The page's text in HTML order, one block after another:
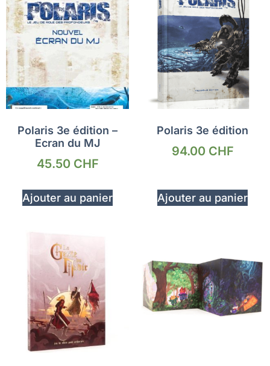
Polaris 3e édition –
Ecran du MJ
45.50 CHF
Ajouter au panier
Polaris 3e édition
94.00 CHF
Ajouter au panier